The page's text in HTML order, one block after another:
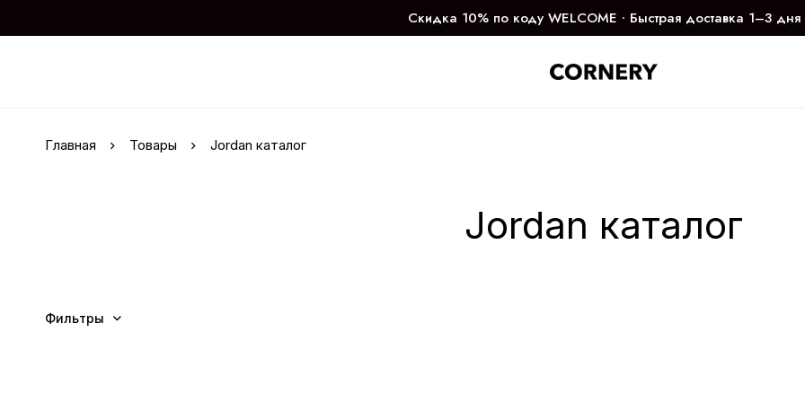
Скидка 10% по коду WELCOME ∙ Быстрая доставка 1–3 дня
Главная Товары Jordan каталог
Jordan каталог
Фильтры